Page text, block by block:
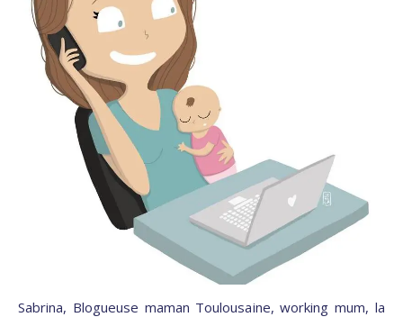
Sabrina, Blogueuse maman Toulousaine, working mum, la